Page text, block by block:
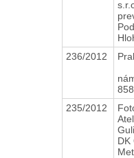
236/2012
235/2012
DK